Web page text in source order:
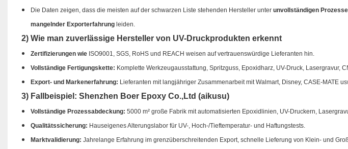
Die Daten zeigen, dass die meisten auf der schwarzen Liste stehenden Hersteller unter unvollständigen
mangelnder Exporterfahrungleiden.
2) Wie man zuverlässige Hersteller von UV-Druckprodukten erkennt
Zertifizierungen wieISO9001, SGS, RoHS und REACH weisen auf vertrauenswürdige Lieferanten hin.
Vollständige Fertigungskette: Komplette Werkzeugausstattung, Spritzguss, Epoxidharz, UV-Druck, Lasergravur,
Export- und Markenerfahrung: Lieferanten mit langjähriger Zusammenarbeit mit Walmart, Disney, CASE-MATE
3) Fallbeispiel: Shenzhen Boer Epoxy Co.,Ltd (aikusu)
Vollständige Prozessabdeckung: 5000 m² große Fabrik mit automatisierten Epoxidlinien, UV-Druckern,
Qualitätssicherung: Hauseigenes Alterungslabor für UV-, Hoch-/Tieftemperatur- und Haftungstests.
Marktvalidierung: Jahrelange Erfahrung im grenzüberschreitenden Export, schnelle Lieferung von Klein- und